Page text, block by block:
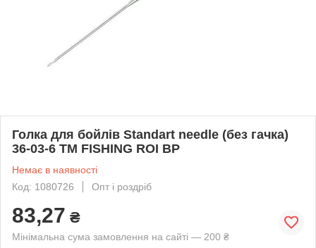
Голка для бойлів Standart needle (без гачка)
36-03-6 ТМ FISHING ROI BP
Немає в наявності
Код: 1080726
Опт і роздріб
83,27 ₴
Мінімальна сума замовлення на сайті — 200 ₴